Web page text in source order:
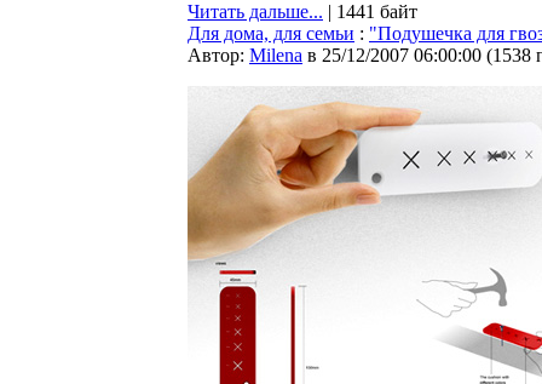
Читать дальше... | 1441 байт
Для дома, для семьи : "Подушечка для
Автор: Milena в 25/12/2007 06:00:00 (1538